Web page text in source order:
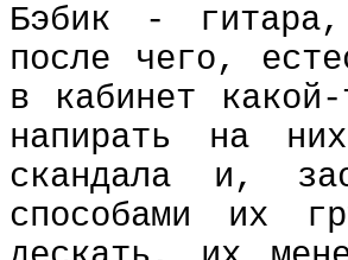
Бэбик -
после чего,
в кабинет
напирать на
скандала и,
способами их